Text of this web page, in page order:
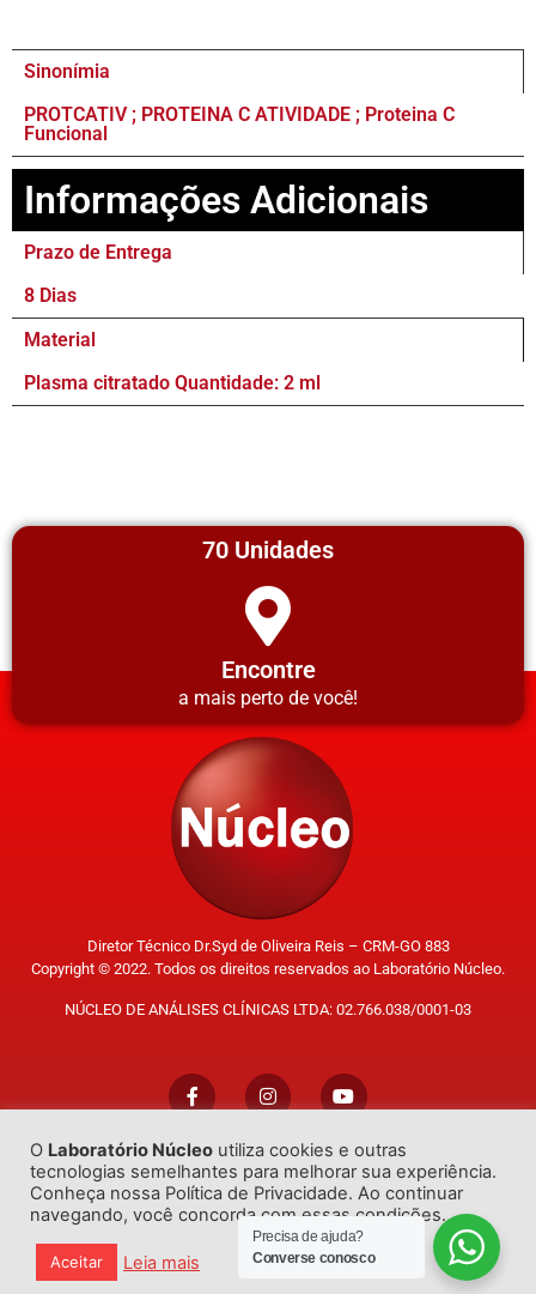
Sinonímia
PROTCATIV ; PROTEINA C ATIVIDADE ; Proteina C
Funcional
Informações Adicionais
Prazo de Entrega
8 Dias
Material
Plasma citratado Quantidade: 2 ml
70 Unidades
Encontre
a mais perto de você!
Diretor Técnico Dr.Syd de Oliveira Reis – CRM-GO 883
Copyright © 2022. Todos os direitos reservados ao Laboratório Núcleo.
NÚCLEO DE ANÁLISES CLÍNICAS LTDA: 02.766.038/0001-03
Trabalhe Conosco
Desenvolvido porGO!Sites
O Laboratório Núcleo utiliza cookies e outras
tecnologias semelhantes para melhorar sua experiência.
Conheça nossa Política de Privacidade. Ao continuar
navegando, você concorda com essas condições.
Aceitar Leia mais
Precisa de ajuda?
Converse conosco